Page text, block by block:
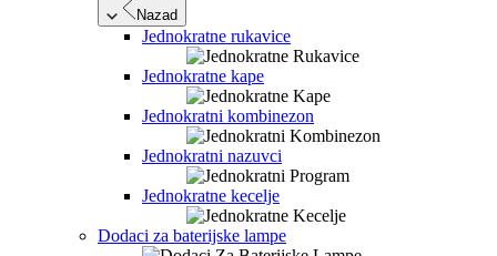
Nazad
Jednokratne rukavice
Jednokratne kape
Jednokratni kombinezon
Jednokratni nazuvci
Jednokratne kecelje
Dodaci za baterijske lampe